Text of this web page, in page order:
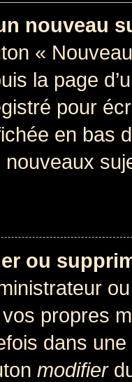
nouveau
«
la page
pour
en bas
nouveaux
ou
propres
dans
modifier